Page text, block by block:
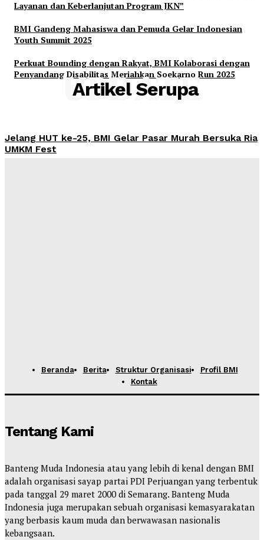
Layanan dan Keberlanjutan Program JKN”
BMI Gandeng Mahasiswa dan Pemuda Gelar Indonesian
Youth Summit 2025
Perkuat Bounding dengan Rakyat, BMI Kolaborasi dengan
Penyandang Disabilitas Meriahkan Soekarno Run 2025
Artikel Serupa
UPDATE
Jelang HUT ke-25, BMI Gelar Pasar Murah Bersuka Ria
UMKM Fest
Beranda
Berita Struktur Organisasi
Profil BMI
Kontak
Tentang Kami
Banteng Muda Indonesia atau yang lebih di kenal dengan BMI
adalah organisasi sayap partai PDI Perjuangan yang terbentuk
pada tanggal 29 maret 2000 di Semarang. Banteng Muda
Indonesia juga merupakan sebuah organisasi kemasyarakatan
yang berbasis kaum muda dan berwawasan nasionalis
kebangsaan.